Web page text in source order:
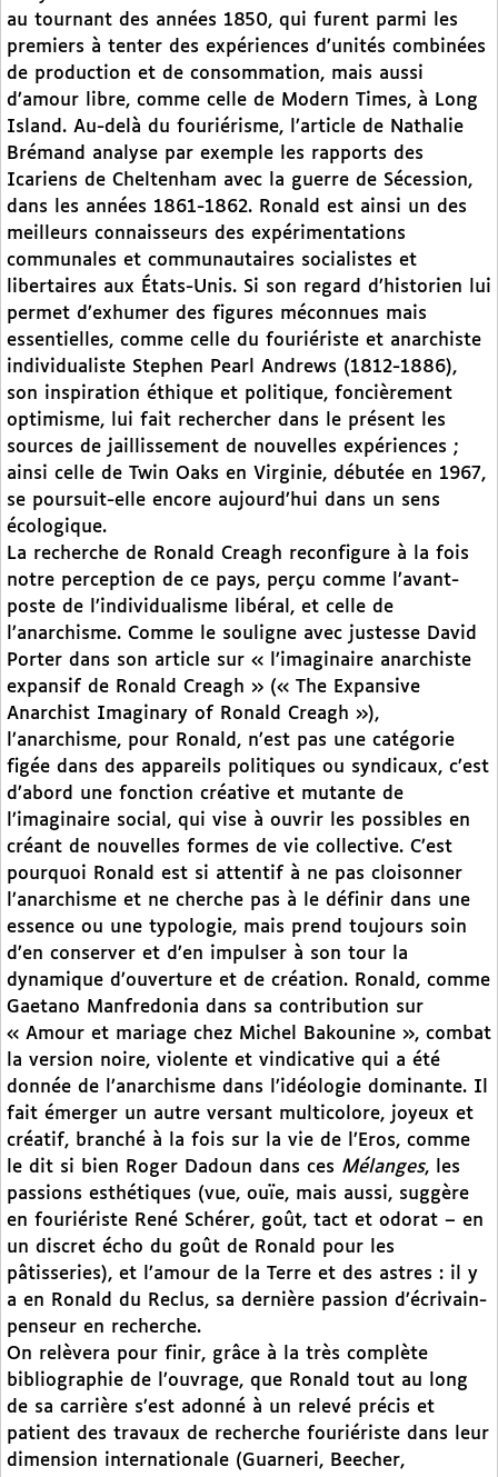
au tournant des années 1850, qui furent parmi les
premiers à tenter des expériences d’unités combinées
de production et de consommation, mais aussi
d’amour libre, comme celle de Modern Times, à Long
Island. Au-delà du fouriérisme, l’article de Nathalie
Brémand analyse par exemple les rapports des
Icariens de Cheltenham avec la guerre de Sécession,
dans les années 1861-1862. Ronald est ainsi un des
meilleurs connaisseurs des expérimentations
communales et communautaires socialistes et
libertaires aux États-Unis. Si son regard d’historien lui
permet d’exhumer des figures méconnues mais
essentielles, comme celle du fouriériste et anarchiste
individualiste Stephen Pearl Andrews (1812-1886),
son inspiration éthique et politique, foncièrement
optimisme, lui fait rechercher dans le présent les
sources de jaillissement de nouvelles expériences ;
ainsi celle de Twin Oaks en Virginie, débutée en 1967,
se poursuit-elle encore aujourd’hui dans un sens
écologique.
La recherche de Ronald Creagh reconfigure à la fois
notre perception de ce pays, perçu comme l’avant-
poste de l’individualisme libéral, et celle de
l’anarchisme. Comme le souligne avec justesse David
Porter dans son article sur « l’imaginaire anarchiste
expansif de Ronald Creagh » (« The Expansive
Anarchist Imaginary of Ronald Creagh »),
l’anarchisme, pour Ronald, n’est pas une catégorie
figée dans des appareils politiques ou syndicaux, c’est
d’abord une fonction créative et mutante de
l’imaginaire social, qui vise à ouvrir les possibles en
créant de nouvelles formes de vie collective. C’est
pourquoi Ronald est si attentif à ne pas cloisonner
l’anarchisme et ne cherche pas à le définir dans une
essence ou une typologie, mais prend toujours soin
d’en conserver et d’en impulser à son tour la
dynamique d’ouverture et de création. Ronald, comme
Gaetano Manfredonia dans sa contribution sur
« Amour et mariage chez Michel Bakounine », combat
la version noire, violente et vindicative qui a été
donnée de l’anarchisme dans l’idéologie dominante. Il
fait émerger un autre versant multicolore, joyeux et
créatif, branché à la fois sur la vie de l’Eros, comme
le dit si bien Roger Dadoun dans ces Mélanges, les
passions esthétiques (vue, ouïe, mais aussi, suggère
en fouriériste René Schérer, goût, tact et odorat – en
un discret écho du goût de Ronald pour les
pâtisseries), et l’amour de la Terre et des astres : il y
a en Ronald du Reclus, sa dernière passion d’écrivain-
penseur en recherche.
On relèvera pour finir, grâce à la très complète
bibliographie de l’ouvrage, que Ronald tout au long
de sa carrière s’est adonné à un relevé précis et
patient des travaux de recherche fouriériste dans leur
dimension internationale (Guarneri, Beecher,